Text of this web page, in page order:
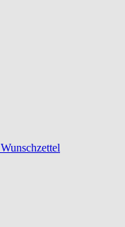
Wunschzettel